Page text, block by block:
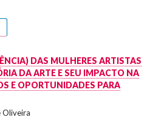
DAS MULHERES ARTISTAS
DA ARTE E SEU IMPACTO NA
E OPORTUNIDADES PARA
Oliveira